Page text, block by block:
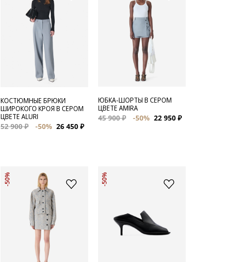
КОСТЮМНЫЕ БРЮКИ
ШИРОКОГО КРОЯ В СЕРОМ
ЦВЕТЕ ALURI
52 900 ₽
-50% 26 450 ₽
ЮБКА-ШОРТЫ В СЕРОМ
ЦВЕТЕ AMIRA
45 900 ₽
-50% 22 950 ₽
-50% -50%